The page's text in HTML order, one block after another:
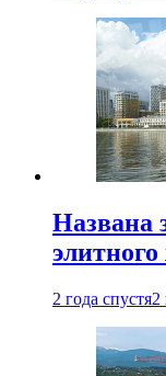
Названа
2 года спустя2